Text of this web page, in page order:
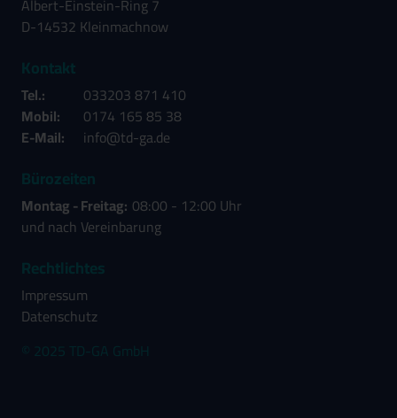
D-14532 Kleinmachnow
Kontakt
Tel.:
033203 871 410
Mobil:
0174 165 85 38
E-Mail:
info@td-ga.de
Bürozeiten
Montag - Freitag: 08:00 - 12:00 Uhr
und nach Vereinbarung
Rechtlichtes
Impressum
Datenschutz
© 2025 TD-GA GmbH